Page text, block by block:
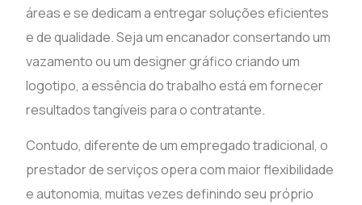
áreas e se dedicam a entregar soluções eficientes
e de qualidade. Seja um encanador consertando um
vazamento ou um designer gráfico criando um
logotipo, a essência do trabalho está em fornecer
resultados tangíveis para o contratante.
Contudo, diferente de um empregado tradicional, o
prestador de serviços opera com maior flexibilidade
e autonomia, muitas vezes definindo seu próprio